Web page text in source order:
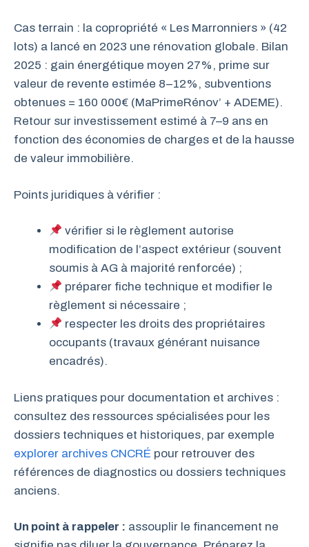
Cas terrain : la copropriété « Les Marronniers » (42
lots) a lancé en 2023 une rénovation globale. Bilan
2025 : gain énergétique moyen 27%, prime sur
valeur de revente estimée 8–12%, subventions
obtenues = 160 000€ (MaPrimeRénov’ + ADEME).
Retour sur investissement estimé à 7–9 ans en
fonction des économies de charges et de la hausse
de valeur immobilière.
Points juridiques à vérifier :
vérifier si le règlement autorise
modification de l’aspect extérieur (souvent
soumis à AG à majorité renforcée) ;
préparer fiche technique et modifier le
règlement si nécessaire ;
respecter les droits des propriétaires
occupants (travaux générant nuisance
encadrés).
Liens pratiques pour documentation et archives :
consultez des ressources spécialisées pour les
dossiers techniques et historiques, par exemple
explorer archives CNCRÉ pour retrouver des
références de diagnostics ou dossiers techniques
anciens.
Un point à rappeler : assouplir le financement ne